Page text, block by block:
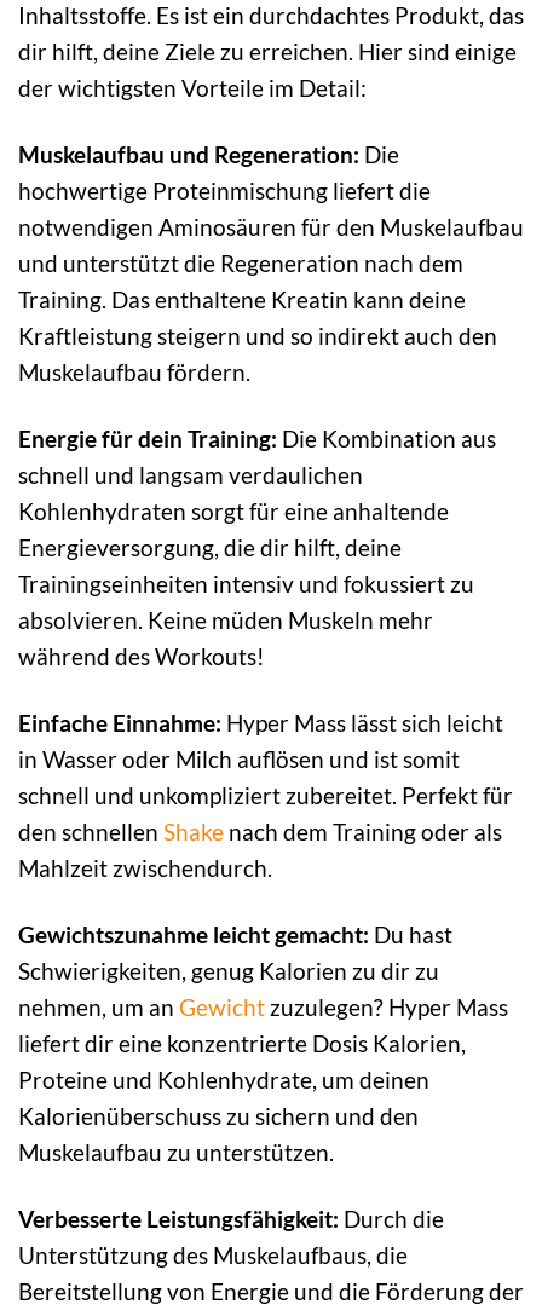
Inhaltsstoffe. Es ist ein durchdachtes Produkt, das
dir hilft, deine Ziele zu erreichen. Hier sind einige
der wichtigsten Vorteile im Detail:
Muskelaufbau und Regeneration: Die
hochwertige Proteinmischung liefert die
notwendigen Aminosäuren für den Muskelaufbau
und unterstützt die Regeneration nach dem
Training. Das enthaltene Kreatin kann deine
Kraftleistung steigern und so indirekt auch den
Muskelaufbau fördern.
Energie für dein Training: Die Kombination aus
schnell und langsam verdaulichen
Kohlenhydraten sorgt für eine anhaltende
Energieversorgung, die dir hilft, deine
Trainingseinheiten intensiv und fokussiert zu
absolvieren. Keine müden Muskeln mehr
während des Workouts!
Einfache Einnahme: Hyper Mass lässt sich leicht
in Wasser oder Milch auflösen und ist somit
schnell und unkompliziert zubereitet. Perfekt für
den schnellen Shake nach dem Training oder als
Mahlzeit zwischendurch.
Gewichtszunahme leicht gemacht: Du hast
Schwierigkeiten, genug Kalorien zu dir zu
nehmen, um an Gewicht zuzulegen? Hyper Mass
liefert dir eine konzentrierte Dosis Kalorien,
Proteine und Kohlenhydrate, um deinen
Kalorienüberschuss zu sichern und den
Muskelaufbau zu unterstützen.
Verbesserte Leistungsfähigkeit: Durch die
Unterstützung des Muskelaufbaus, die
Bereitstellung von Energie und die Förderung der